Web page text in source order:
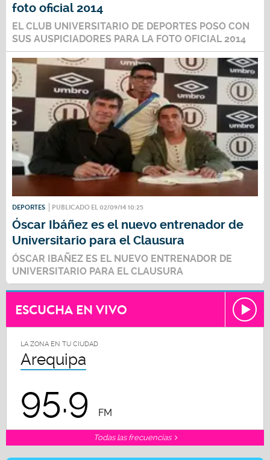
foto oficial 2014
EL CLUB UNIVERSITARIO DE DEPORTES POSO CON
SUS AUSPICIADORES PARA LA FOTO OFICIAL 2014
DEPORTES PUBLICADO EL 02/09/14 10:25
Óscar Ibáñez es el nuevo entrenador de
Universitario para el Clausura
ÓSCAR IBAÑEZ ES EL NUEVO ENTRENADOR DE
UNIVERSITARIO PARA EL CLAUSURA
ESCUCHA EN VIVO
LA ZONA EN TU CIUDAD
Arequipa
95.9 FM
Todas las frecuencias